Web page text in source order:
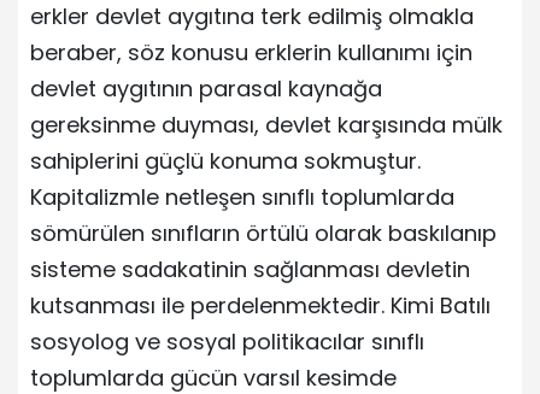
erkler devlet aygıtına terk edilmiş olmakla
beraber, söz konusu erklerin kullanımı için
devlet aygıtının parasal kaynağa
gereksinme duyması, devlet karşısında mülk
sahiplerini güçlü konuma sokmuştur.
Kapitalizmle netleşen sınıflı toplumlarda
sömürülen sınıfların örtülü olarak baskılanıp
sisteme sadakatinin sağlanması devletin
kutsanması ile perdelenmektedir. Kimi Batılı
sosyolog ve sosyal politikacılar sınıflı
toplumlarda gücün varsıl kesimde